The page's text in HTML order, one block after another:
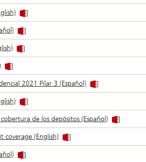
2021 Pilar 3 (Español)
de los depósitos (Español)
coverage (English)